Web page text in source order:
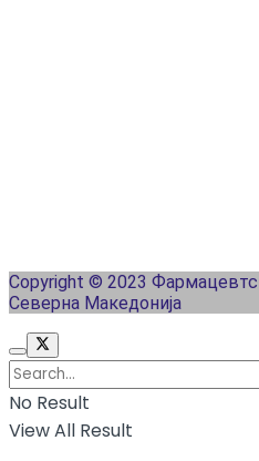
Copyright © 2023
Северна Македонија
No Result
View All Result